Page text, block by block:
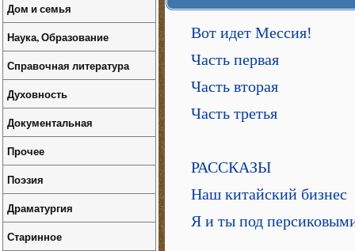
Вот идет Мессия!
Часть первая
Часть вторая
Часть третья
РАССКАЗЫ
Наш китайский бизнес
Я и ты под
Дом и семья
Наука, Образование
Справочная литература
Духовность
Документальная
Прочее
Поэзия
Драматургия
Старинное